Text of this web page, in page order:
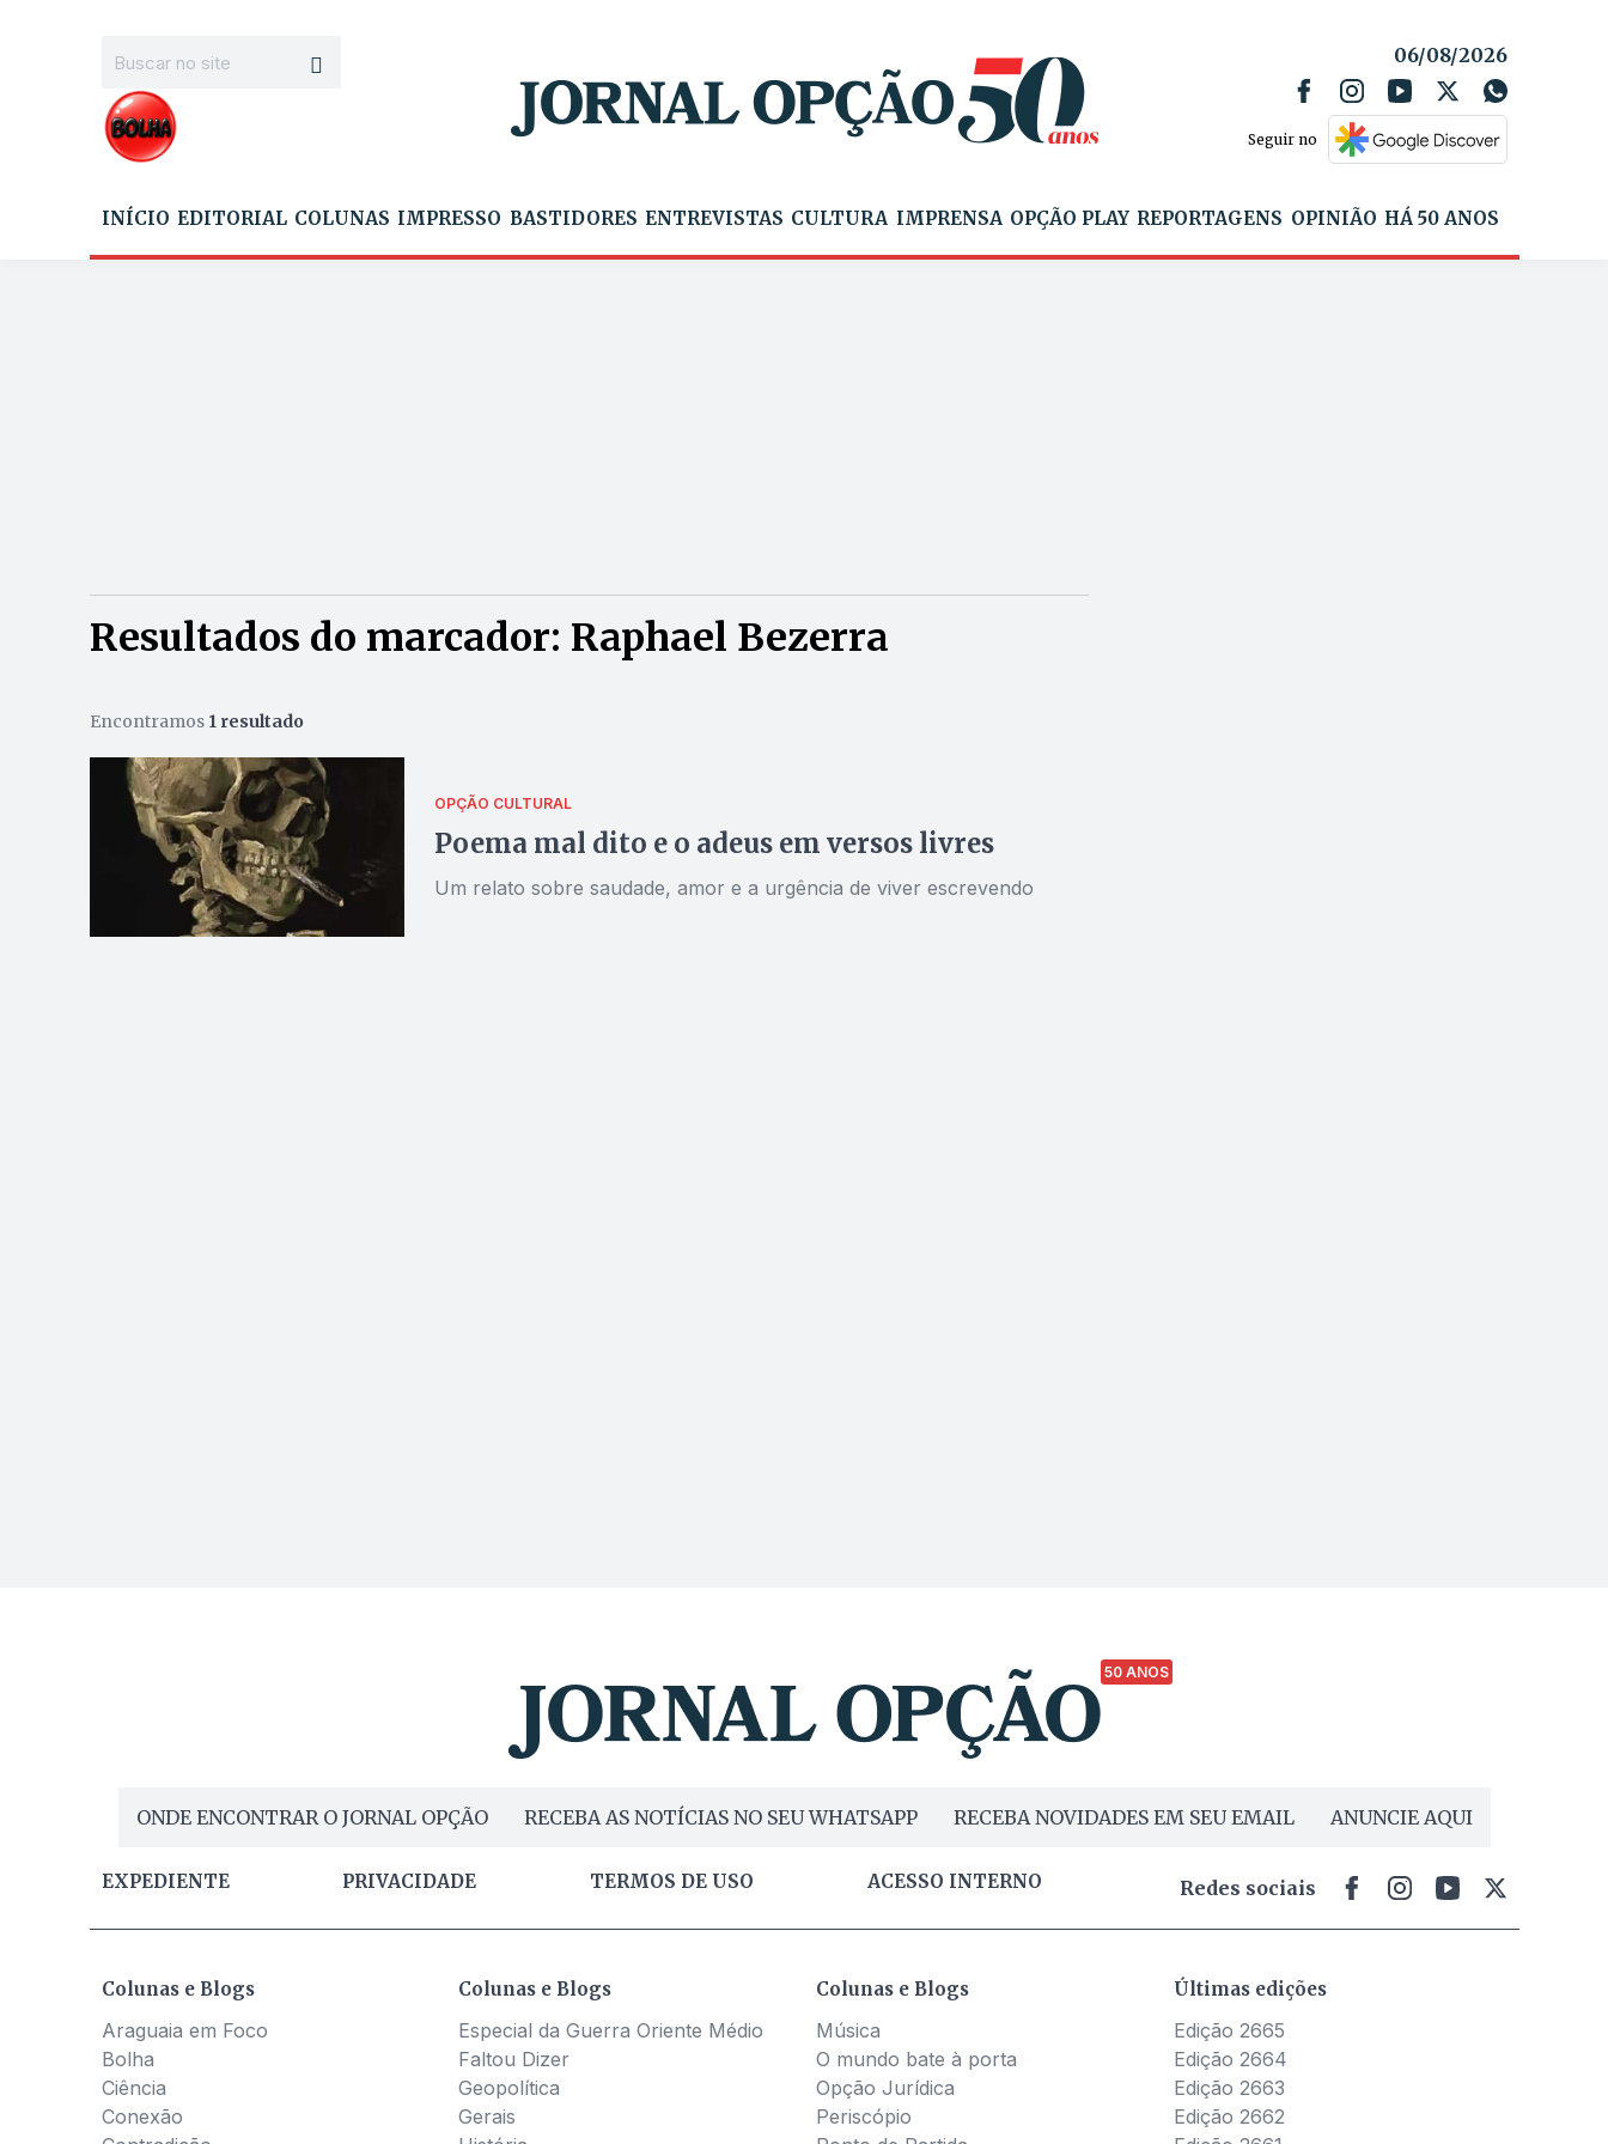
06/08/2026
Seguir no
INÍCIO EDITORIAL COLUNAS IMPRESSO BASTIDORES ENTREVISTAS CULTURA IMPRENSA OPÇÃO PLAY REPORTAGENS OPINIÃO HÁ 50 ANOS
Resultados do marcador: Raphael Bezerra
Encontramos 1 resultado
OPÇÃO CULTURAL
Poema mal dito e o adeus em versos livres
Um relato sobre saudade, amor e a urgência de viver escrevendo
50 ANOS
ONDE ENCONTRAR O JORNAL OPÇÃO RECEBA AS NOTÍCIAS NO SEU WHATSAPP RECEBA NOVIDADES EM SEU EMAIL ANUNCIE AQUI
EXPEDIENTE PRIVACIDADE TERMOS DE USO ACESSO INTERNO Redes sociais
Colunas e Blogs
Araguaia em Foco
Bolha
Ciência
Conexão
Colunas e Blogs
Especial da Guerra Oriente Médio
Faltou Dizer
Geopolítica
Gerais
Colunas e Blogs
Música
O mundo bate à porta
Opção Jurídica
Periscópio
Últimas edições
Edição 2665
Edição 2664
Edição 2663
Edição 2662